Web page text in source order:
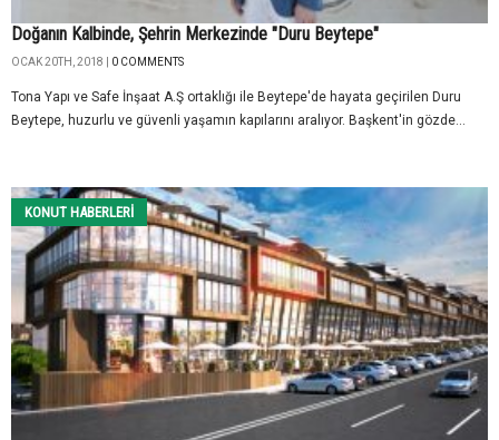
Doğanın Kalbinde, Şehrin Merkezinde "Duru Beytepe"
OCAK 20TH, 2018 | 0 COMMENTS
Tona Yapı ve Safe İnşaat A.Ş ortaklığı ile Beytepe'de hayata geçirilen Duru
Beytepe, huzurlu ve güvenli yaşamın kapılarını aralıyor. Başkent'in gözde...
KONUT HABERLERI